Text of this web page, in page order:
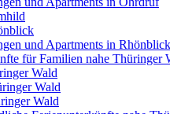
und Apartments in Rhönblick
für Familien nahe Thüringer
Wald
Wald
Wald